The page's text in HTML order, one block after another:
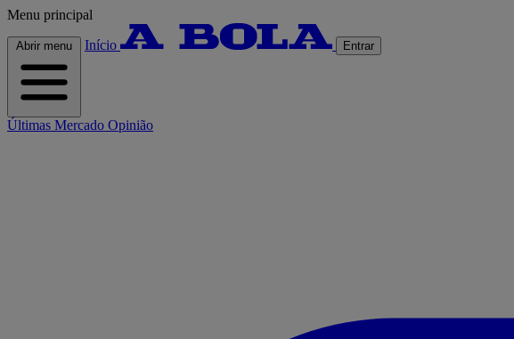
Menu principal
Abrir menu Início Entrar
Últimas Mercado Opinião